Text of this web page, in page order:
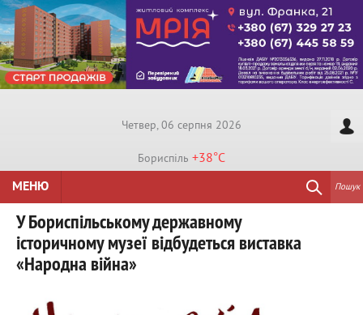
Четвер, 06 серпня 2026
Бориспiль +38°C
МЕНЮ
Пошук
У Бориспільському державному
історичному музеї відбудеться виставка
«Народна війна»